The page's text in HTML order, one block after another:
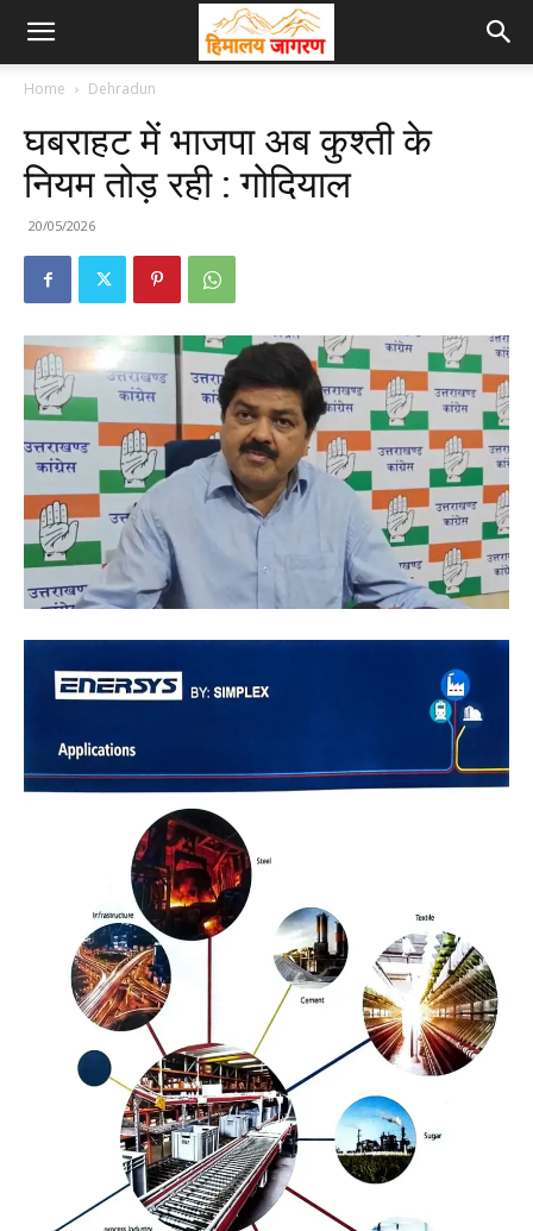
Home Dehradun
घबराहट में भाजपा अब कुश्ती के
नियम तोड़ रही : गोदियाल
20/05/2026